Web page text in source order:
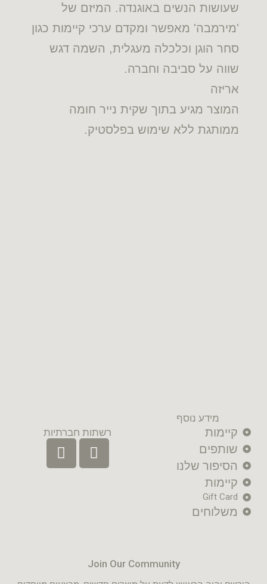
שעושות הנשים באוגנדה. המיזם של
'מירמבה' מאפשר ומקדם ערכי קיימות כגון
סחר הוגן וכלכלה מעגלית, השמה דגש
שווה על סביבה וחברה.
אריזה
המוצר מגיע בתוך שקית נייר חומה
ממותגת ללא שימוש בפלסטיק.
מידע נוסף
קיימות
שותפים
הסיפור שלנו
קיימות
Gift Card
משלוחים
רשתות חברתיות
Join Our Community